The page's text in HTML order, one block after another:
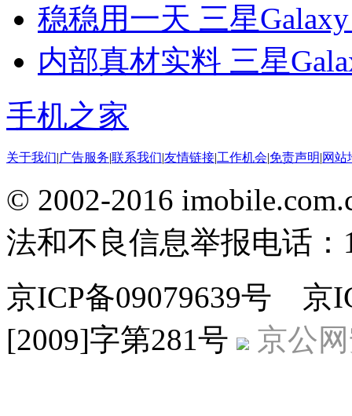
稳稳用一天 三星
内部真材实料 三星
手机之家
关于我们|广告服务|联系我们|友情链接|工作机会|免责声明|网站
© 2002-2016
法和不良信息举报电话：
京ICP备09079639号 京
[2009]字第281号
京公